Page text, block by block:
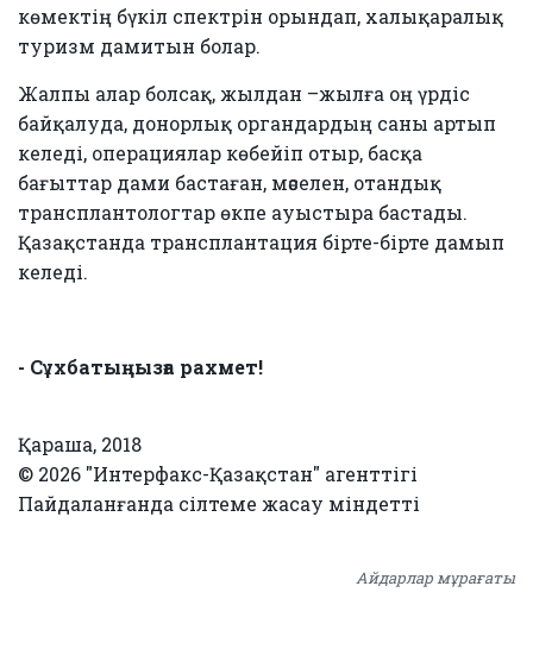
көмектің бүкіл спектрін орындап, халықаралық
туризм дамитын болар.
Жалпы алар болсақ, жылдан –жылға оң үрдіс
байқалуда, донорлық органдардың саны артып
келеді, операциялар көбейіп отыр, басқа
бағыттар дами бастаған, мәселен, отандық
трансплантологтар өкпе ауыстыра бастады.
Қазақстанда трансплантация бірте-бірте дамып
келеді.
- Сұхбатыңызға рахмет!
Қараша, 2018
© 2026 "Интерфакс-Қазақстан" агенттігі
Пайдаланғанда сілтеме жасау міндетті
Айдарлар мұрағаты